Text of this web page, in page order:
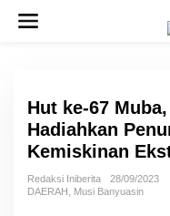
Hut ke-67
Hadiahkan
Kemiskinan
Redaksi Iniberita
28/09/2023
DAERAH
Musi Banyuasin